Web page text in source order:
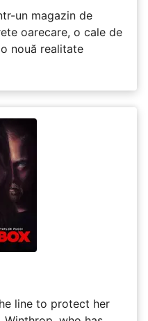
un magazin de
oarecare, o cale de
nouă realitate
line to protect her